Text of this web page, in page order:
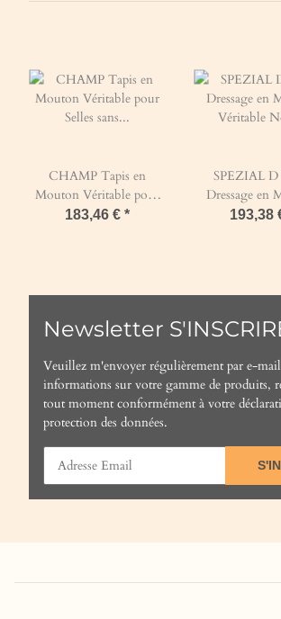
CHAMP Tapis en
Mouton Véritable pour
Selles sans arçon rigide
183,46 € *
SPEZIAL D
Dressage en
Véritable Noir
193,38
Newsletter
Veuillez m'envoyer régulièrement par e-mail
informations sur votre gamme de produits,
tout moment conformément à votre
protection des données.